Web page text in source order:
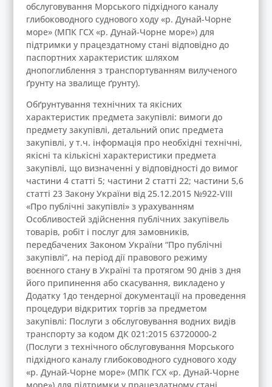
обслуговування Морського підхідного каналу
глибоководного суднового ходу «р. Дунай-Чорне
море» (МПК ГСХ «р. Дунай-Чорне море») для
підтримки у працездатному стані відповідно до
паспортних характеристик шляхом
днопоглиблення з транспортуванням вилученого
ґрунту на звалище ґрунту).
Обґрунтування технічних та якісних
характеристик предмета закупівлі: вимоги до
предмету закупівлі, детальний опис предмета
закупівлі, у т.ч. інформація про необхідні технічні,
якісні та кількісні характеристики предмета
закупівлі, що визначенні у відповідності до вимог
частини 4 статті 5; частини 2 статті 22; частини 5,6
статті 23 Закону України від 25.12.2015 №922-VIIІ
«Про публічні закупівлі» з урахуванням
Особливостей здійснення публічних закупівель
товарів, робіт і послуг для замовників,
передбачених Законом України “Про публічні
закупівлі”, на період дії правового режиму
воєнного стану в Україні та протягом 90 днів з дня
його припинення або скасування, викладено у
Додатку 1до тендерної документації на проведення
процедури відкритих торгів за предметом
закупівлі: Послуги з обслуговування водних видів
транспорту за кодом ДК 021:2015 63720000-2
(Послуги з технічного обслуговування Морського
підхідного каналу глибоководного суднового ходу
«р. Дунай-Чорне море» (МПК ГСХ «р. Дунай-Чорне